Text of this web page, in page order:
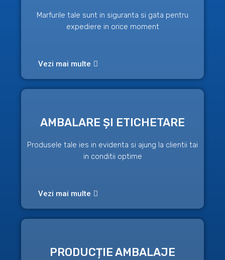
Marfurile tale sunt in siguranta si gata pentru
expediere in orice moment
Vezi mai multe
AMBALARE ȘI ETICHETARE
Produsele tale ies in evidenta si ajung la clientii tai
in conditii optime
Vezi mai multe
PRODUCȚIE AMBALAJE